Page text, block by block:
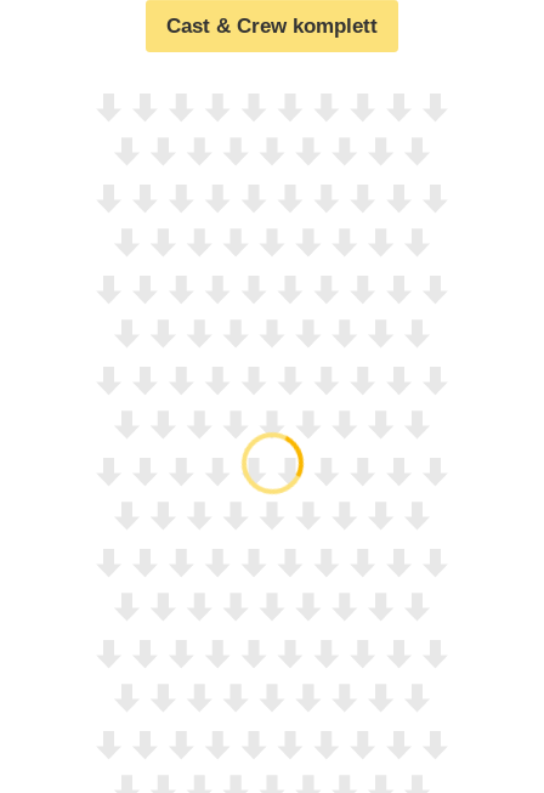
Cast & Crew komplett